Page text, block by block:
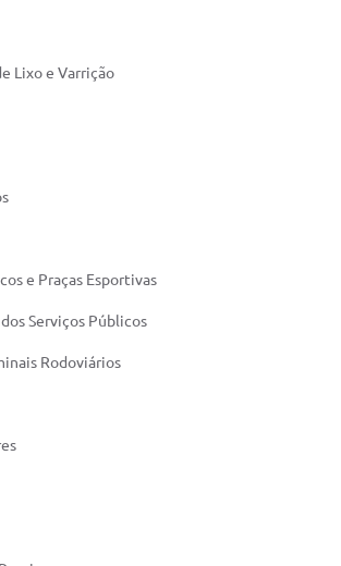
Lixo e Varrição
e Praças Esportivas
Serviços Públicos
Rodoviários